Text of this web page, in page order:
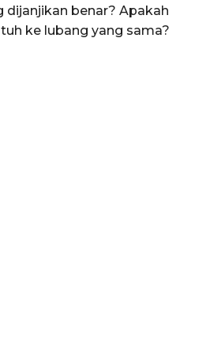
dijanjikan benar? Apakah
ke lubang yang sama?